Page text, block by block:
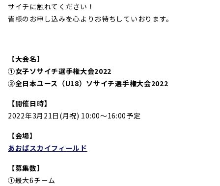
サイチに触れてください！
皆様のお申し込みを心よりお待ちしていおります。
【大会名】
①女子ソサイチ選手権大会2022
②全日本ユース（U18）ソサイチ選手権大会2022
【開催日時】
2022年3月21日(月祝) 10:00～16:00予定
【会場】
あおばスカイフィールド
【募集数】
①最大6チーム